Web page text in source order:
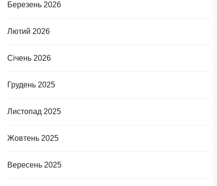
Березень 2026
Лютий 2026
Січень 2026
Грудень 2025
Листопад 2025
Жовтень 2025
Вересень 2025